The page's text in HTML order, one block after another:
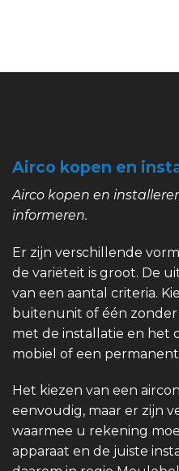
Airco kopen en
Airco kopen en
informeren.
Er zijn verschillende
de variëteit is groot. De
van een aantal criteria.
buitenunit of één
met de installatie en het
mobiel of een permanent
Het kiezen van een
eenvoudig, maar er zijn
waarmee u rekening
apparaat en de juiste